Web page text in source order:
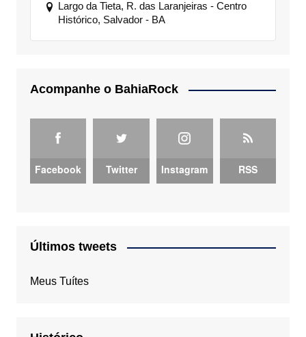
Largo da Tieta, R. das Laranjeiras - Centro
Histórico, Salvador - BA
Acompanhe o BahiaRock
Facebook Twitter Instagram RSS
Últimos tweets
Meus Tuítes